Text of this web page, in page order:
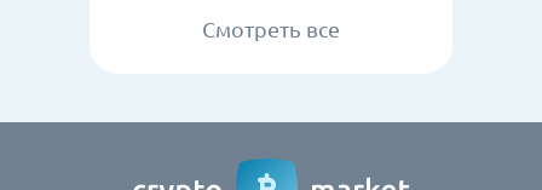
Смотреть все